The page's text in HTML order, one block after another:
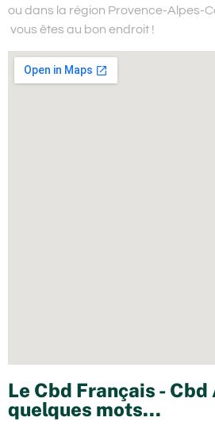
ou dans la région Provence-Alpes-
vous êtes au bon endroit !
Le Cbd Français -
quelques mots...